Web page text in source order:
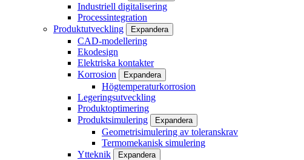
Industriell digitalisering
Processintegration
Produktutveckling
Expandera
CAD-modellering
Ekodesign
Elektriska kontakter
Korrosion
Expandera
Högtemperaturkorrosion
Legeringsutveckling
Produktoptimering
Produktsimulering
Expandera
Geometrisimulering av toleranskrav
Termomekanisk simulering
Ytteknik
Expandera